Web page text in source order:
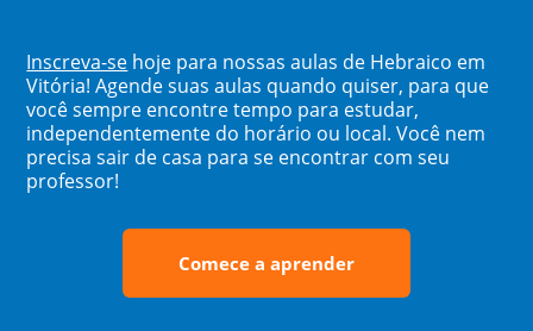
Inscreva-se hoje para nossas aulas de Hebraico em
Vitória! Agende suas aulas quando quiser, para que
você sempre encontre tempo para estudar,
independentemente do horário ou local. Você nem
precisa sair de casa para se encontrar com seu
professor!
Comece a aprender